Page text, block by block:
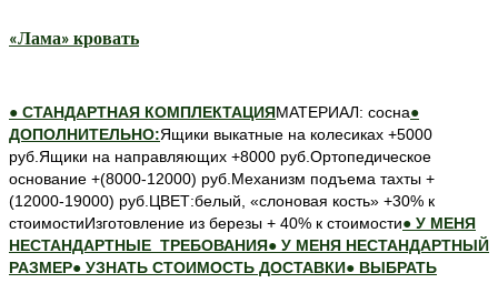
выбрать
на
странице
товара.
«Лама» кровать
● СТАНДАРТНАЯ КОМПЛЕКТАЦИЯМАТЕРИАЛ: сосна●
ДОПОЛНИТЕЛЬНО:Ящики выкатные на колесиках +5000
руб.Ящики на направляющих +8000 руб.Ортопедическое
основание +(8000-12000) руб.Механизм подъема тахты +
(12000-19000) руб.ЦВЕТ:белый, «слоновая кость» +30% к
стоимостиИзготовление из березы + 40% к стоимости● У МЕНЯ
НЕСТАНДАРТНЫЕ ТРЕБОВАНИЯ● У МЕНЯ НЕСТАНДАРТНЫЙ
РАЗМЕР● УЗНАТЬ СТОИМОСТЬ ДОСТАВКИ● ВЫБРАТЬ